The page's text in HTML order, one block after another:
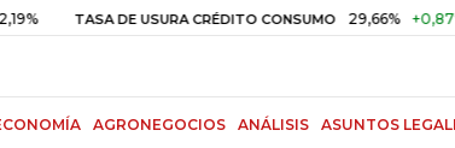
TASA DE USURA CRÉDITO CONSUMO 29,66% +0,87%
AGRONEGOCIOS ANÁLISIS ASUNTOS